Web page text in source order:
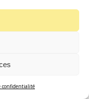
confidentialité